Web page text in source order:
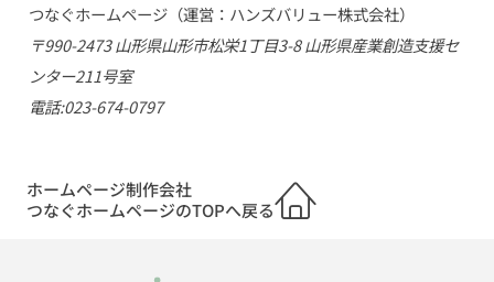
つなぐホームページ（運営：ハンズバリュー株式会社）
〒990-2473 山形県山形市松栄1丁目3-8 山形県産業創造支援セ
ンター211号室
電話:023-674-0797
ホームページ制作会社
つなぐホームページのTOPへ戻る